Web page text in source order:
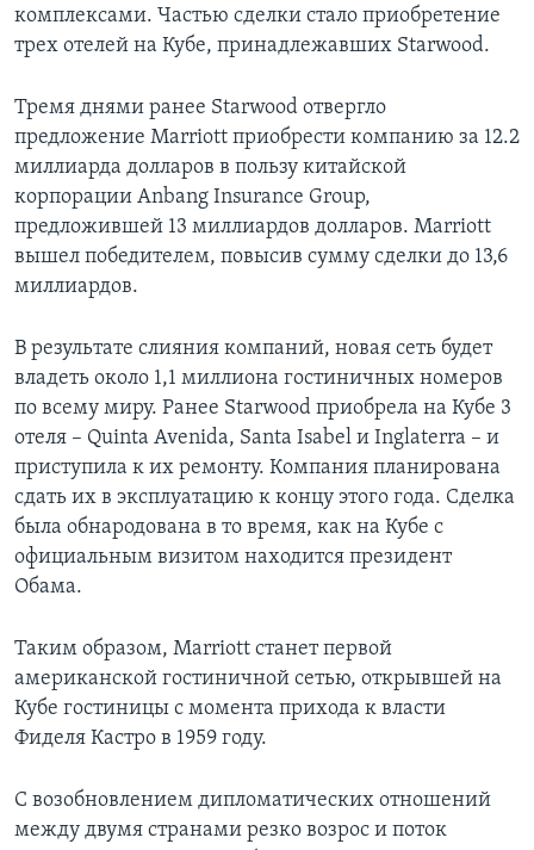
комплексами. Частью сделки стало приобретение
трех отелей на Кубе, принадлежавших Starwood.
Тремя днями ранее Starwood отвергло
предложение Marriott приобрести компанию за 12.2
миллиарда долларов в пользу китайской
корпорации Anbang Insurance Group,
предложившей 13 миллиардов долларов. Marriott
вышел победителем, повысив сумму сделки до 13,6
миллиардов.
В результате слияния компаний, новая сеть будет
владеть около 1,1 миллиона гостиничных номеров
по всему миру. Ранее Starwood приобрела на Кубе 3
отеля – Quinta Avenida, Santa Isabel и Inglaterra – и
приступила к их ремонту. Компания планирована
сдать их в эксплуатацию к концу этого года. Сделка
была обнародована в то время, как на Кубе с
официальным визитом находится президент
Обама.
Таким образом, Marriott станет первой
американской гостиничной сетью, открывшей на
Кубе гостиницы с момента прихода к власти
Фиделя Кастро в 1959 году.
С возобновлением дипломатических отношений
между двумя странами резко возрос и поток